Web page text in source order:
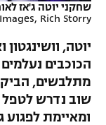
תוצאות
לוח שידורים
ברחבה
הפועל תל אביב
הפועל חיפה
הפועל באר שבע
מכבי נתניה
ליגה סינית
ליגה ברזילאית
דני אבדיה
שחייה
אגרוף
ספורט אולימפי
שחקני יוטה ג'אז
Rich Storry
יוטה,
הכוכבים
מתלבשים,
שוב נדרש
ומאיימת לפגוע